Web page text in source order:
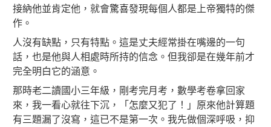
接納他並肯定他，就會驚喜發現每個人都是上帝獨特的傑
作。
人沒有缺點，只有特點。這是丈夫經常掛在嘴邊的一句
話，也是他與人相處時所持的信念。但我卻是在幾年前才
完全明白它的涵意。
那時老二讀國小三年級，剛考完月考，數學考卷拿回家
來，我一看心就往下沉，「怎麼又犯了！」原來他計算題
有三題漏了沒寫，這已不是第一次。我先做個深呼吸，抑